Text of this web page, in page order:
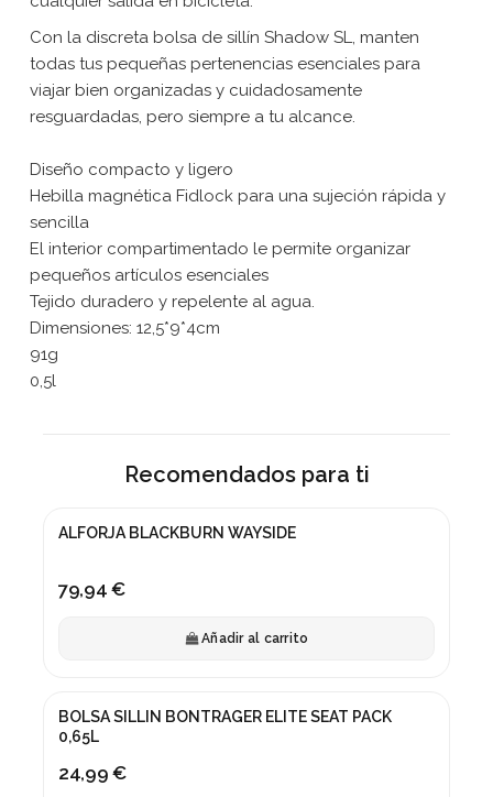
Con la discreta bolsa de sillín Shadow SL, manten
todas tus pequeñas pertenencias esenciales para
viajar bien organizadas y cuidadosamente
resguardadas, pero siempre a tu alcance.
Diseño compacto y ligero
Hebilla magnética Fidlock para una sujeción rápida y
sencilla
El interior compartimentado le permite organizar
pequeños artículos esenciales
Tejido duradero y repelente al agua.
Dimensiones: 12,5*9*4cm
91g
0,5l
Recomendados para ti
ALFORJA BLACKBURN WAYSIDE
79,94 €
Añadir al carrito
BOLSA SILLIN BONTRAGER ELITE SEAT PACK
0,65L
24,99 €